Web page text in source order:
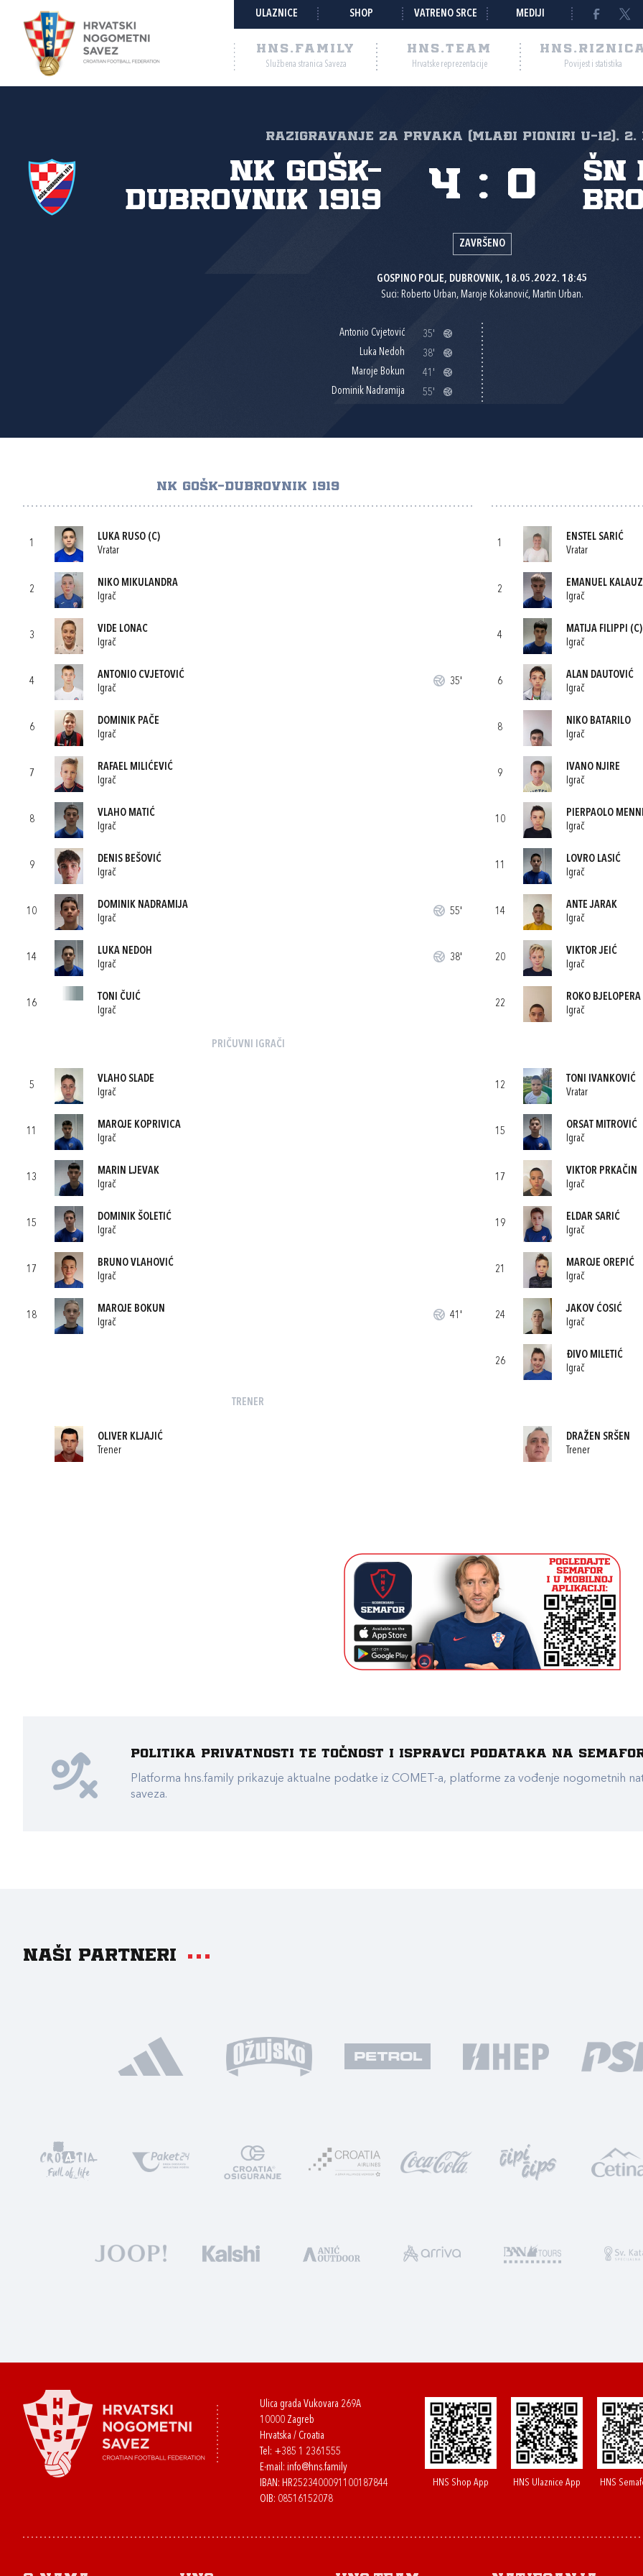
ULAZNICE SHOP VATRENO SRCE MEDIJI
HNS.FAMILY
Službena stranica Saveza
HNS.TEAM
Hrvatske reprezentacije Povijest i statistika
Razigravanje za prvaka (mlađi pioniri U-12), 2.
NK GOŠK-
Dubrovnik 1919
ŠN
4 : 0
ZAVRŠENO
GOSPINO POLJE, DUBROVNIK, 18.05.2022. 18:45
Suci: Roberto Urban, Maroje Kokanović, Martin Urban.
Antonio Cvjetović
35'
Luka Nedoh
38'
Maroje Bokun
41'
Dominik Nadramija
55'
NK GOŠK-DUBROVNIK 1919
1
LUKA RUSO (C)
Vratar
2
NIKO MIKULANDRA
Igrač
3
VIDE LONAC
Igrač
4
ANTONIO CVJETOVIĆ
Igrač
35'
6
DOMINIK PAČE
Igrač
7
RAFAEL MILIĆEVIĆ
Igrač
8
VLAHO MATIĆ
Igrač
9
DENIS BEŠOVIĆ
Igrač
10
DOMINIK NADRAMIJA
Igrač
55'
14
LUKA NEDOH
Igrač
38'
16
TONI ČUIĆ
Igrač
PRIČUVNI IGRAČI
5
VLAHO SLADE
Igrač
11
MAROJE KOPRIVICA
Igrač
13
MARIN LJEVAK
Igrač
15
DOMINIK ŠOLETIĆ
Igrač
17
BRUNO VLAHOVIĆ
Igrač
18
MAROJE BOKUN
Igrač
41'
TRENER
OLIVER KLJAJIĆ
Trener
1
ENSTEL SARIĆ
Vratar
2
EMANUEL KALAUZ
Igrač
4
MATIJA FILIPPI (C)
Igrač
6
ALAN DAUTOVIĆ
Igrač
8
NIKO BATARILO
Igrač
9
IVANO NJIRE
Igrač
10
PIERPAOLO
Igrač
11
LOVRO LASIĆ
Igrač
14
ANTE JARAK
Igrač
20
VIKTOR JEIĆ
Igrač
22
ROKO BJELOPERA
Igrač
12
TONI IVANKOVIĆ
Vratar
15
ORSAT MITROVIĆ
Igrač
17
VIKTOR PRKAČIN
Igrač
19
ELDAR SARIĆ
Igrač
21
MAROJE OREPIĆ
Igrač
24
JAKOV ĆOSIĆ
Igrač
26
ĐIVO MILETIĆ
Igrač
DRAŽEN SRŠEN
Trener
Politika privatnosti te točnost i ispravci podataka na
Platforma hns.family prikazuje aktualne podatke iz COMET-a, platforme za vođenje nogometnih
saveza.
Naši partneri
Ulica grada Vukovara 269A
10000 Zagreb
Hrvatska / Croatia
Tel: +385 1 2361555
E-mail: info@hns.family
IBAN: HR2523400091100187844
OIB: 08516152078
HNS Shop App HNS Ulaznice App HNS